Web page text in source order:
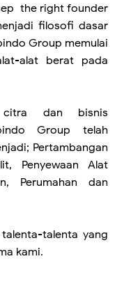
the right founder
filosofi dasar
Group memulai
alat berat pada
citra dan bisnis
Group telah
Pertambangan
Penyewaan Alat
Perumahan dan
talenta yang
kami.